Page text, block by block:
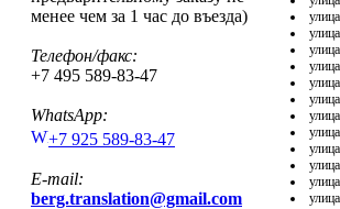
менее чем за 1 час до въезда)
Телефон/факс:
+7 495 589-83-47
WhatsApp:
+7 925 589-83-47
E-mail:
berg.translation@gmail.com